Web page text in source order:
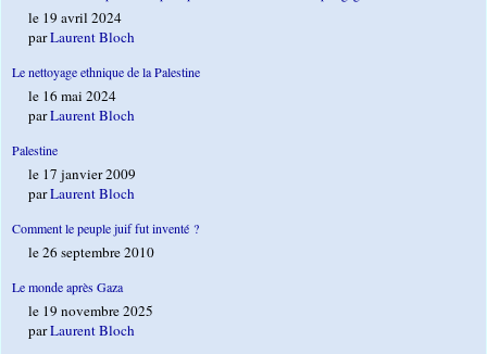
le 19 avril 2024
parLaurent Bloch
Le nettoyage ethnique de la Palestine
le 16 mai 2024
parLaurent Bloch
Palestine
le 17 janvier 2009
parLaurent Bloch
Comment le peuple juif fut inventé ?
le 26 septembre 2010
Le monde après Gaza
le 19 novembre 2025
parLaurent Bloch